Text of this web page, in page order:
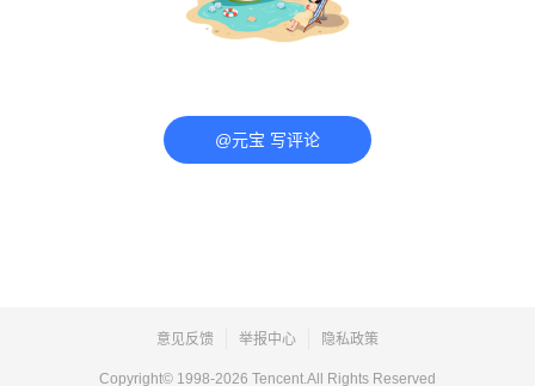
@元宝 写评论
意见反馈 举报中心 隐私政策
Copyright© 1998-2026 Tencent.All Rights Reserved